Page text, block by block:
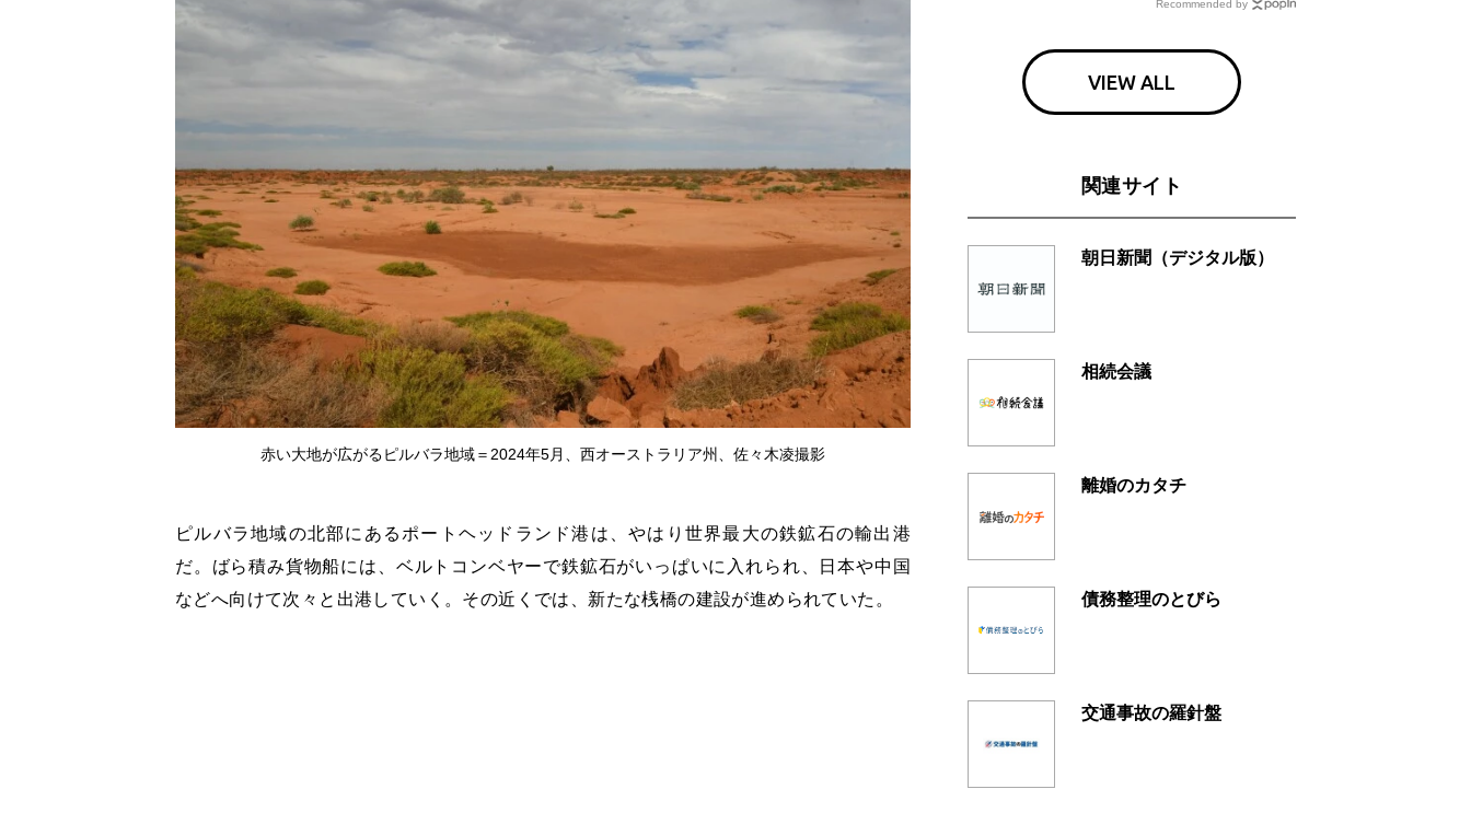
赤い大地が広がるピルバラ地域＝2024年5月、西オーストラリア州、佐々木凌撮影
ピルバラ地域の北部にあるポートヘッドランド港は、やはり世界最大の鉄鉱石の輸出港
だ。ばら積み貨物船には、ベルトコンベヤーで鉄鉱石がいっぱいに入れられ、日本や中国
などへ向けて次々と出港していく。その近くでは、新たな桟橋の建設が進められていた。
Recommended by
VIEW ALL
関連サイト
朝日新聞（デジタル版）
相続会議
離婚のカタチ
債務整理のとびら
交通事故の羅針盤